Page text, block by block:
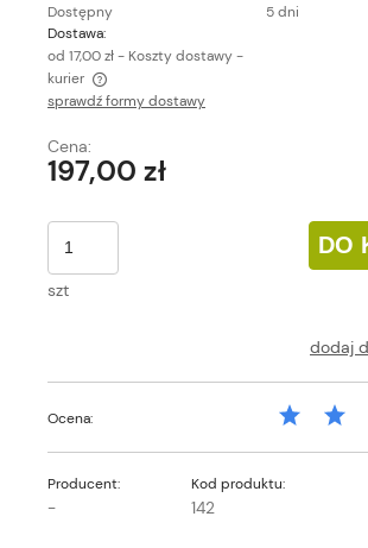
Dostępny
5 dni
Dostawa:
od 17,00 zł- Koszty dostawy -
kurier
Cena nie zawiera ewentualnych kosztów
sprawdź formy dostawy
Cena:
197,00 zł
szt
DO
dodaj
Ocena:
Producent:
-
Kod produktu:
142